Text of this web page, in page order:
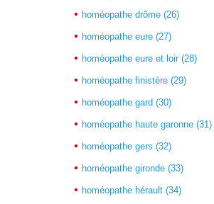
homéopathe drôme (26)
homéopathe eure (27)
homéopathe eure et loir (28)
homéopathe finistère (29)
homéopathe gard (30)
homéopathe haute garonne (31)
homéopathe gers (32)
homéopathe gironde (33)
homéopathe hérault (34)